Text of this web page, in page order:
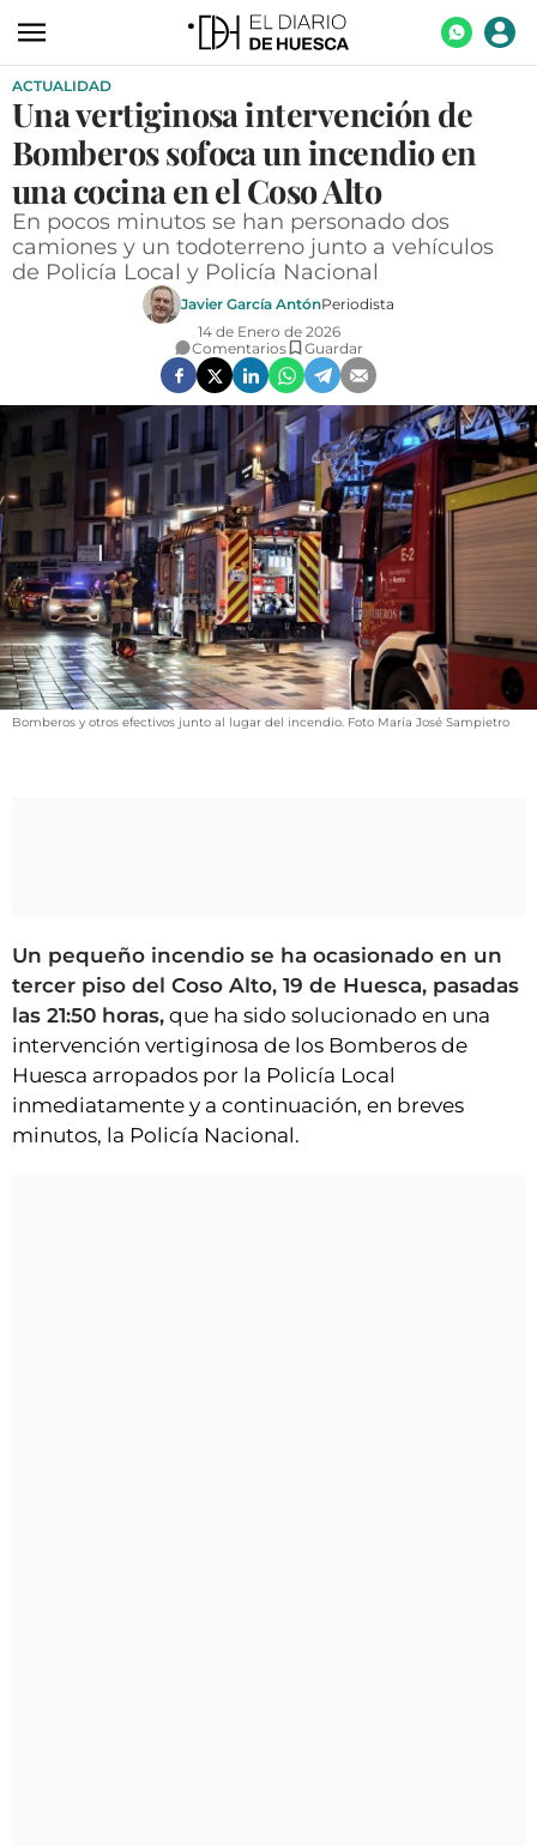
ACTUALIDAD
ECONOMÍA
TURISMO
AGROALIMENTACIÓN
SOCIEDAD
OPINIÓN
GALERÍAS
VÍDEOS
CONTACTAR
FIESTAS EN EL ALTO ARAGÓN
FIESTAS DE SAN LORENZO
AGENDA
CLUB DEL AMIGO MILITANTE
INICIAR SESIÓN
ACTUALIDAD
Una vertiginosa intervención de
Bomberos sofoca un incendio en
una cocina en el Coso Alto
En pocos minutos se han personado dos
camiones y un todoterreno junto a vehículos
de Policía Local y Policía Nacional
Javier García AntónPeriodista
14 de Enero de 2026
Comentarios
Guardar
Bomberos y otros efectivos junto al lugar del incendio. Foto María José Sampietro
Un pequeño incendio se ha ocasionado en un
tercer piso del Coso Alto, 19 de Huesca, pasadas
las 21:50 horas, que ha sido solucionado en una
intervención vertiginosa de los Bomberos de
Huesca arropados por la Policía Local
inmediatamente y a continuación, en breves
minutos, la Policía Nacional.